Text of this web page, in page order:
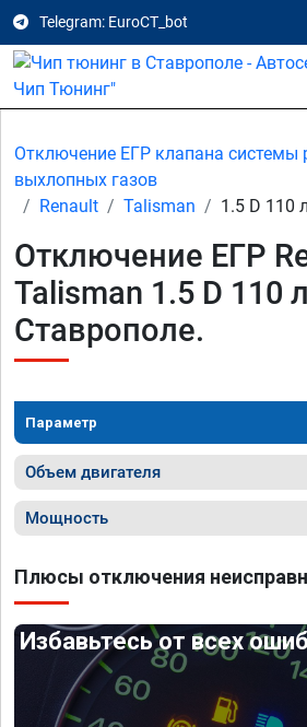
Telegram: EuroCT_bot
Отключение ЕГР клапана системы
выхлопных газов
Renault
Talisman 1.5 D 110
Отключение ЕГР
Talisman 1.5 D 110
Ставрополе.
Параметр
Объем двигателя
Мощность
Плюсы отключения
Избавьтесь от всех